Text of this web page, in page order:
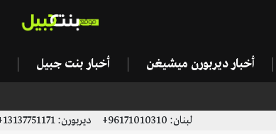
أخبار ديربورن ميشيغن أخبار بنت جبيل
لبنان: 96171010310+ ديربورن: 13137751171+ | 13136996923+